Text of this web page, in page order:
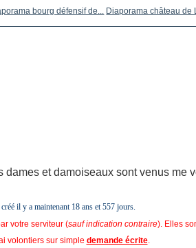
bourg défensif de... Diaporama château de
dames et damoiseaux sont venus me
il y a maintenant 18 ans et557 jours.
votre serviteur (sauf indication contraire). Elles
volontiers sur simple demande écrite.